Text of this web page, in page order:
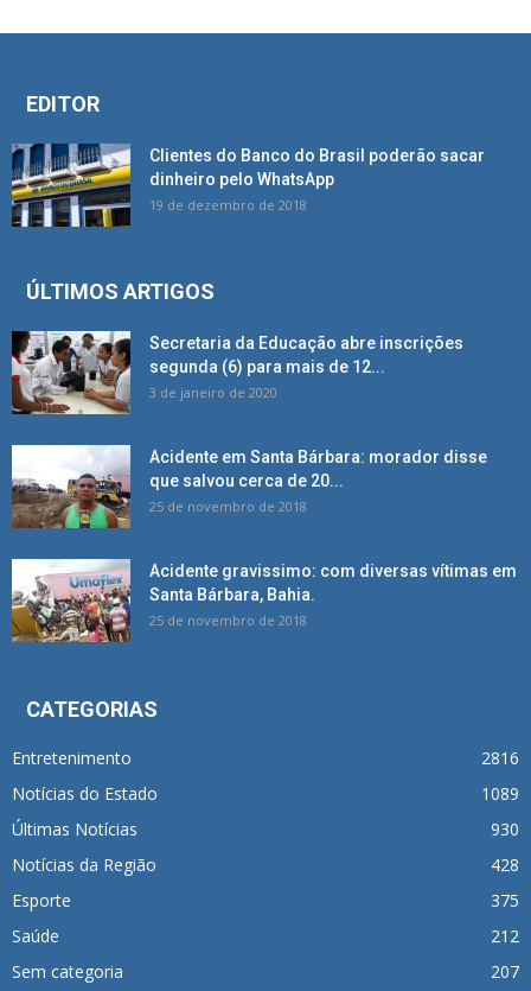
EDITOR
Clientes do Banco do Brasil poderão sacar
dinheiro pelo WhatsApp
19 de dezembro de 2018
ÚLTIMOS ARTIGOS
Secretaria da Educação abre inscrições
segunda (6) para mais de 12...
3 de janeiro de 2020
Acidente em Santa Bárbara: morador disse
que salvou cerca de 20...
25 de novembro de 2018
Acidente gravissimo: com diversas vítimas em
Santa Bárbara, Bahia.
25 de novembro de 2018
CATEGORIAS
Entretenimento
2816
Notícias do Estado
1089
Últimas Notícias
930
Notícias da Região
428
Esporte
375
Saúde
212
Sem categoria
207